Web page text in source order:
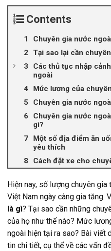
Contents
Chuyên gia nước
Tại sao lại cần
Các thủ tục nhập
ngoài
Mức lương của
Chuyên gia nước
Chuyên gia nước
gì?
Một số địa điểm ăn
yêu thích
Cách đặt xe cho
Hiện nay, số lượng chuyên
Việt Nam ngày càng gia tăng.
là gì? Tại sao cần những
của họ như thế nào? Mức
ngoài hiện tại ra sao? Bài viết
tin chi tiết, cụ thể về các vấn